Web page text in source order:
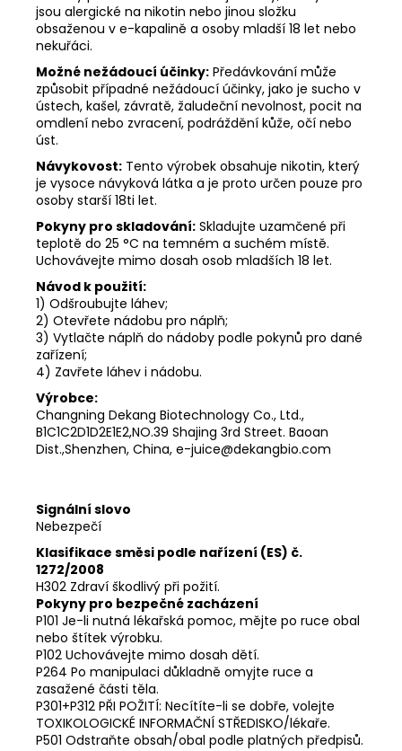
jsou alergické na nikotin nebo jinou složku
obsaženou v e-kapalině a osoby mladší 18 let nebo
nekuřáci.
Možné nežádoucí účinky: Předávkování může
způsobit případné nežádoucí účinky, jako je sucho v
ústech, kašel, závratě, žaludeční nevolnost, pocit na
omdlení nebo zvracení, podráždění kůže, očí nebo
úst.
Návykovost: Tento výrobek obsahuje nikotin, který
je vysoce návyková látka a je proto určen pouze pro
osoby starší 18ti let.
Pokyny pro skladování: Skladujte uzamčené při
teplotě do 25 °C na temném a suchém místě.
Uchovávejte mimo dosah osob mladších 18 let.
Návod k použití:
1) Odšroubujte láhev;
2) Otevřete nádobu pro náplň;
3) Vytlačte náplň do nádoby podle pokynů pro dané
zařízení;
4) Zavřete láhev i nádobu.
Výrobce:
Changning Dekang Biotechnology Co., Ltd.,
B1C1C2D1D2E1E2,NO.39 Shajing 3rd Street. Baoan
Dist.,Shenzhen, China, e-juice@dekangbio.com
Signální slovo
Nebezpečí
Klasifikace směsi podle nařízení (ES) č.
1272/2008
H302 Zdraví škodlivý při požití.
Pokyny pro bezpečné zacházení
P101 Je-li nutná lékařská pomoc, mějte po ruce obal
nebo štítek výrobku.
P102 Uchovávejte mimo dosah dětí.
P264 Po manipulaci důkladně omyjte ruce a
zasažené části těla.
P301+P312 PŘI POŽITÍ: Necítíte-li se dobře, volejte
TOXIKOLOGICKÉ INFORMAČNÍ STŘEDISKO/lékaře.
P501 Odstraňte obsah/obal podle platných předpisů.